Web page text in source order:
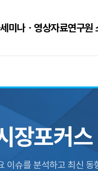
세미나ㆍ영상자료연구원
장포커스
이슈를 분석하고 최신 동